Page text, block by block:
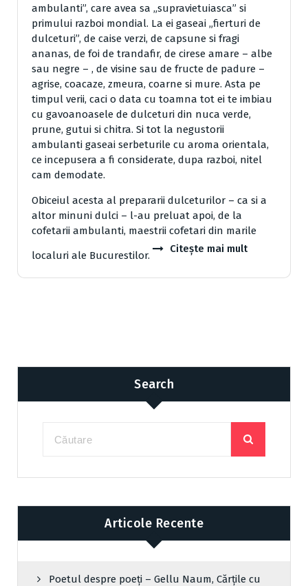
ambulanti”, care avea sa „supravietuiasca” si
primului razboi mondial. La ei gaseai „fierturi de
dulceturi”, de caise verzi, de capsune si fragi
ananas, de foi de trandafir, de cirese amare – albe
sau negre – , de visine sau de fructe de padure –
agrise, coacaze, zmeura, coarne si mure. Asta pe
timpul verii, caci o data cu toamna tot ei te imbiau
cu gavoanoasele de dulceturi din nuca verde,
prune, gutui si chitra. Si tot la negustorii
ambulanti gaseai serbeturile cu aroma orientala,
ce incepusera a fi considerate, dupa razboi, nitel
cam demodate.
Obiceiul acesta al prepararii dulceturilor – ca si a
altor minuni dulci – l-au preluat apoi, de la
cofetarii ambulanti, maestrii cofetari din marile
localuri ale Bucurestilor.
Citește mai mult
Search
Articole Recente
Poetul despre poeți – Gellu Naum, Cărțile cu